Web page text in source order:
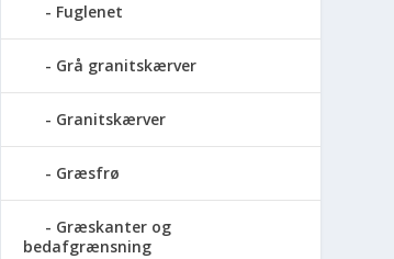
Fuglenet
Grå granitskærver
Granitskærver
Græsfrø
Græskanter og
bedafgrænsning